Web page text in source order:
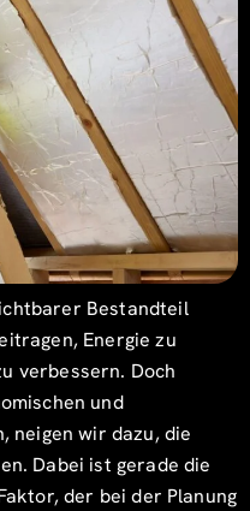
Bestandteil
Energie zu
verbessern. Doch
und
neigen wir dazu, die
Dabei ist gerade die
der bei der Planung